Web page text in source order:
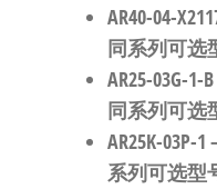
AR40-04-
同系列可选
AR25-03G-1-B
同系列可选
AR25K-03P-1
系列可选型